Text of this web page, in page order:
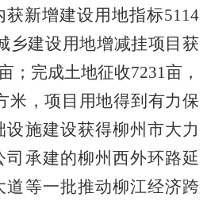
获新增建设用地指标5114
乡建设用地增减挂项目获
；完成土地征收7231亩，
米，项目用地得到有力保
设施建设获得柳州市大力
承建的柳州西外环路延
道等一批推动柳江经济跨